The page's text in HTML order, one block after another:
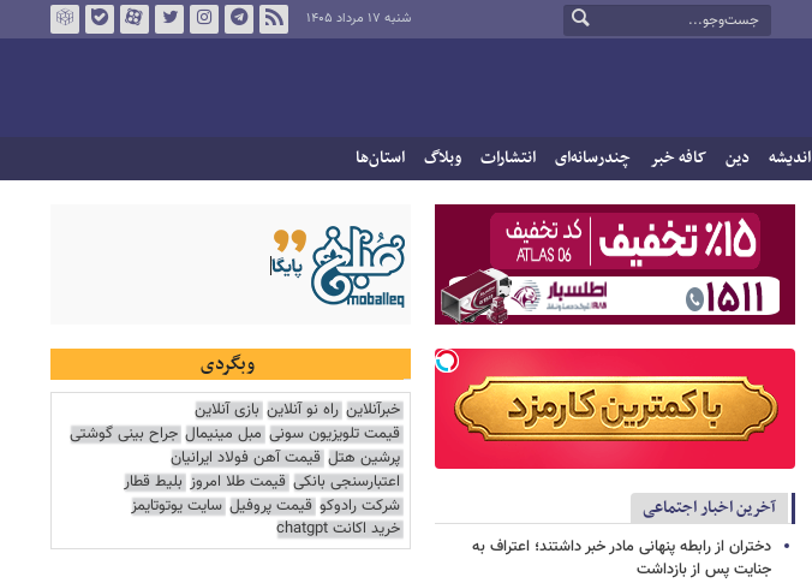
شنبه ۱۷ مرداد ۱۴۰۵
اندیشه دین کافه خبر چندرسانه‌ای انتشارات وبلاگ استان‌ها
آخرین اخبار اجتماعی
دختران از رابطه پنهانی مادر خبر داشتند؛ اعتراف به
جنایت پس از بازداشت
وبگردی
خبرآنلاین راه نو آنلاین بازی آنلاین
قیمت تلویزیون سونی مبل مینیمال جراح بینی گوشتی
پرشین هتل قیمت آهن فولاد ایرانیان
اعتبارسنجی بانکی قیمت طلا امروز بلیط قطار
شرکت رادوکو قیمت پروفیل سایت یوتوتایمز
خرید اکانت chatgpt